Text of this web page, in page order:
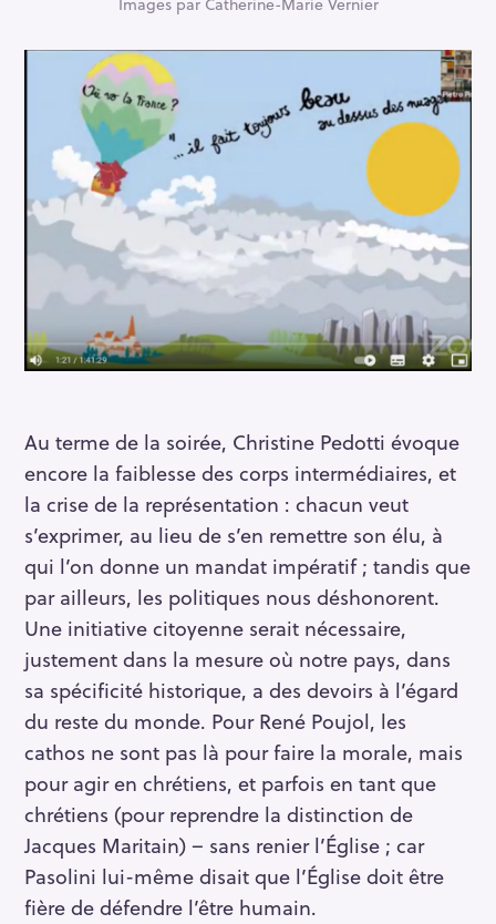
Au terme de la soirée, Christine Pedotti évoque
encore la faiblesse des corps intermédiaires, et
la crise de la représentation : chacun veut
s’exprimer, au lieu de s’en remettre son élu, à
qui l’on donne un mandat impératif ; tandis que
par ailleurs, les politiques nous déshonorent.
Une initiative citoyenne serait nécessaire,
justement dans la mesure où notre pays, dans
sa spécificité historique, a des devoirs à l’égard
du reste du monde. Pour René Poujol, les
cathos ne sont pas là pour faire la morale, mais
pour agir en chrétiens, et parfois en tant que
chrétiens (pour reprendre la distinction de
Jacques Maritain) – sans renier l’Église ; car
Pasolini lui-même disait que l’Église doit être
fière de défendre l’être humain.
e
h
e
r